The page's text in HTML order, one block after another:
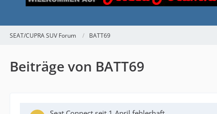
SEAT/CUPRA SUV Forum BATT69
Beiträge von BATT69